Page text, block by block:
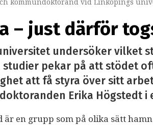
kommundoktorand vid Linköpings
– just därför
undersöker vilket
studier pekar på att stödet
att få styra över sitt
Erika Högstedt i
är en grupp som på olika sätt